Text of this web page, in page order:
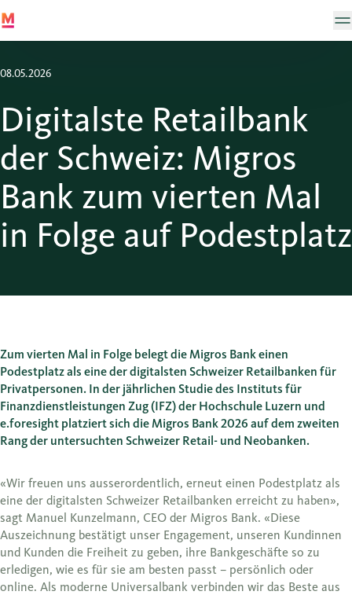
08.05.2026
Digitalste Retailbank
der Schweiz: Migros
Bank zum vierten Mal
in Folge auf Podestplatz
Zum vierten Mal in Folge belegt die Migros Bank einen
Podestplatz als eine der digitalsten Schweizer Retailbanken für
Privatpersonen. In der jährlichen Studie des Instituts für
Finanzdienstleistungen Zug (IFZ) der Hochschule Luzern und
e.foresight platziert sich die Migros Bank 2026 auf dem zweiten
Rang der untersuchten Schweizer Retail- und Neobanken.
«Wir freuen uns ausserordentlich, erneut einen Podestplatz als
eine der digitalsten Schweizer Retailbanken erreicht zu haben»,
sagt Manuel Kunzelmann, CEO der Migros Bank. «Diese
Auszeichnung bestätigt unser Engagement, unseren Kundinnen
und Kunden die Freiheit zu geben, ihre Bankgeschäfte so zu
erledigen, wie es für sie am besten passt – persönlich oder
online. Als moderne Universalbank verbinden wir das Beste aus